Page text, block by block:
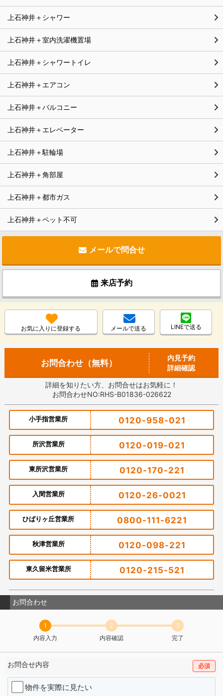
上石神井＋シャワー
上石神井＋室内洗濯機置場
上石神井＋シャワートイレ
上石神井＋エアコン
上石神井＋バルコニー
上石神井＋エレベーター
上石神井＋駐輪場
上石神井＋角部屋
上石神井＋都市ガス
上石神井＋ペット不可
メールで問合せ
来店予約
お気に入りに登録する メールで送る LINEで送る
お問合わせ（無料）
内見予約
詳細確認
詳細を知りたい方、お問合せはお気軽に！
お問合わせNO:RHS-B01836-026622
小手指営業所 0120-958-021
所沢営業所 0120-019-021
東所沢営業所 0120-170-221
入間営業所 0120-26-0021
ひばりヶ丘営業所 0800-111-6221
秋津営業所 0120-098-221
東久留米営業所 0120-215-521
お問合わせ
1
内容入力
2
内容確認
3
完了
お問合せ内容 必須
物件を実際に見たい